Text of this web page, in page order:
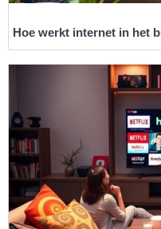
Hoe werkt internet in het